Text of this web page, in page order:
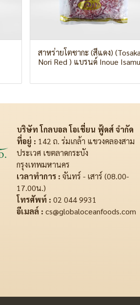
สาหร่ายโตซากะ (สีแดง) (Tosaka
Nori Red ) แบรนด์ Inoue Isamu
บริษัท โกลบอล โอเชี่ยน ฟู้ดส์ จำกัด
ที่อยู่ : 142 ถ. ร่มเกล้า แขวงคลองสาม
ประเวศ เขตลาดกระบัง
กรุงเทพมหานคร
เวลาทำการ : จันทร์ - เสาร์ (08.00-
17.00น.)
โทรศัพท์ : 02 044 9931
อีเมลล์ : cs@globaloceanfoods.com